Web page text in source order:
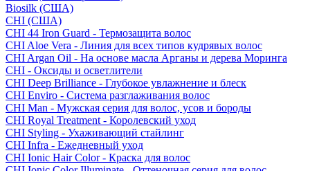
Biosilk (США)
CHI (США)
CHI 44 Iron Guard - Термозащита волос
CHI Aloe Vera - Линия для всех типов кудрявых волос
CHI Argan Oil - На основе масла Арганы и дерева Моринга
CHI - Оксиды и осветлители
CHI Deep Brilliance - Глубокое увлажнение и блеск
CHI Enviro - Система разглаживания волос
CHI Man - Мужская серия для волос, усов и бороды
CHI Royal Treatment - Королевский уход
CHI Styling - Ухаживающий стайлинг
CHI Infra - Ежедневный уход
CHI Ionic Hair Color - Краска для волос